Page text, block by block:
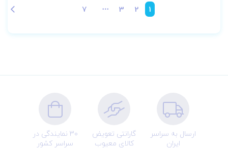
1
2
3
7
ارسال به سراسر
ایران
گارانتی تعویض
کالای معیوب
30 نمایندگی در
سراسر کشور